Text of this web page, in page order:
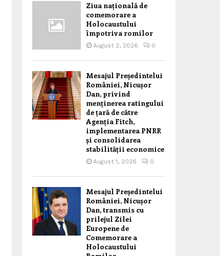
Ziua națională de
comemorare a
Holocaustului
împotriva romilor
August 2, 2026 0
Mesajul Președintelui
României, Nicușor
Dan, privind
menținerea ratingului
de țară de către
Agenția Fitch,
implementarea PNRR
și consolidarea
stabilității economice
August 1, 2026 0
Mesajul Președintelui
României, Nicușor
Dan, transmis cu
prilejul Zilei
Europene de
Comemorare a
Holocaustului